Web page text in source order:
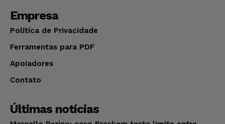
Empresa
Política de Privacidade
Ferramentas para PDF
Apoiadores
Contato
Últimas notícias